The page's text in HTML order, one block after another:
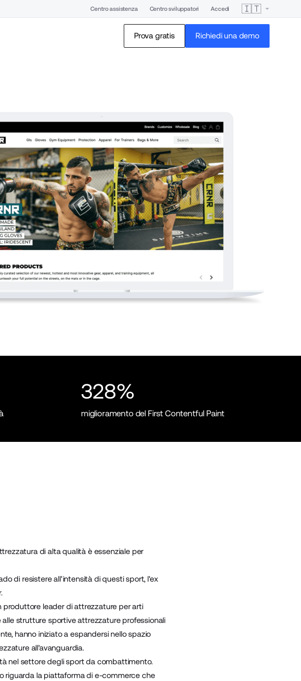
Centro assistenza Centro sviluppatori Accedi 🇮🇹
Prova gratis Richiedi una demo
328%
miglioramento del First Contentful Paint
di alta qualità è essenziale per
di resistere all'intensità di questi sport, l'ex
.
leader di attrezzature per arti
alle strutture sportive attrezzature professionali
hanno iniziato a espandersi nello spazio
all'avanguardia.
nel settore degli sport da combattimento.
riguarda la piattaforma di e-commerce che